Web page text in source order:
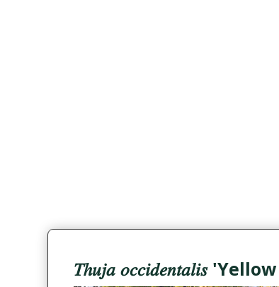
𝑇ℎ𝑢𝑗𝑎 𝑜𝑐𝑐𝑖𝑑𝑒𝑛𝑡𝑎𝑙𝑖𝑠